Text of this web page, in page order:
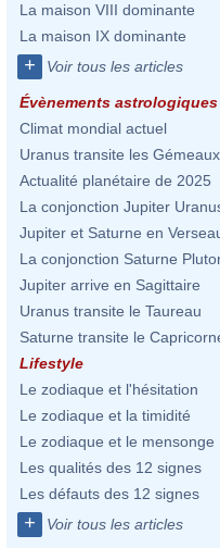
La maison VIII dominante
La maison IX dominante
+ Voir tous les articles
Évènements astrologiques
Climat mondial actuel
Uranus transite les Gémeaux
Actualité planétaire de 2025
La conjonction Jupiter
Jupiter et Saturne en
La conjonction Saturne
Jupiter arrive en Sagittaire
Uranus transite le Taureau
Saturne transite le
Lifestyle
Le zodiaque et l'hésitation
Le zodiaque et la timidité
Le zodiaque et le mensonge
Les qualités des 12 signes
Les défauts des 12 signes
+ Voir tous les articles